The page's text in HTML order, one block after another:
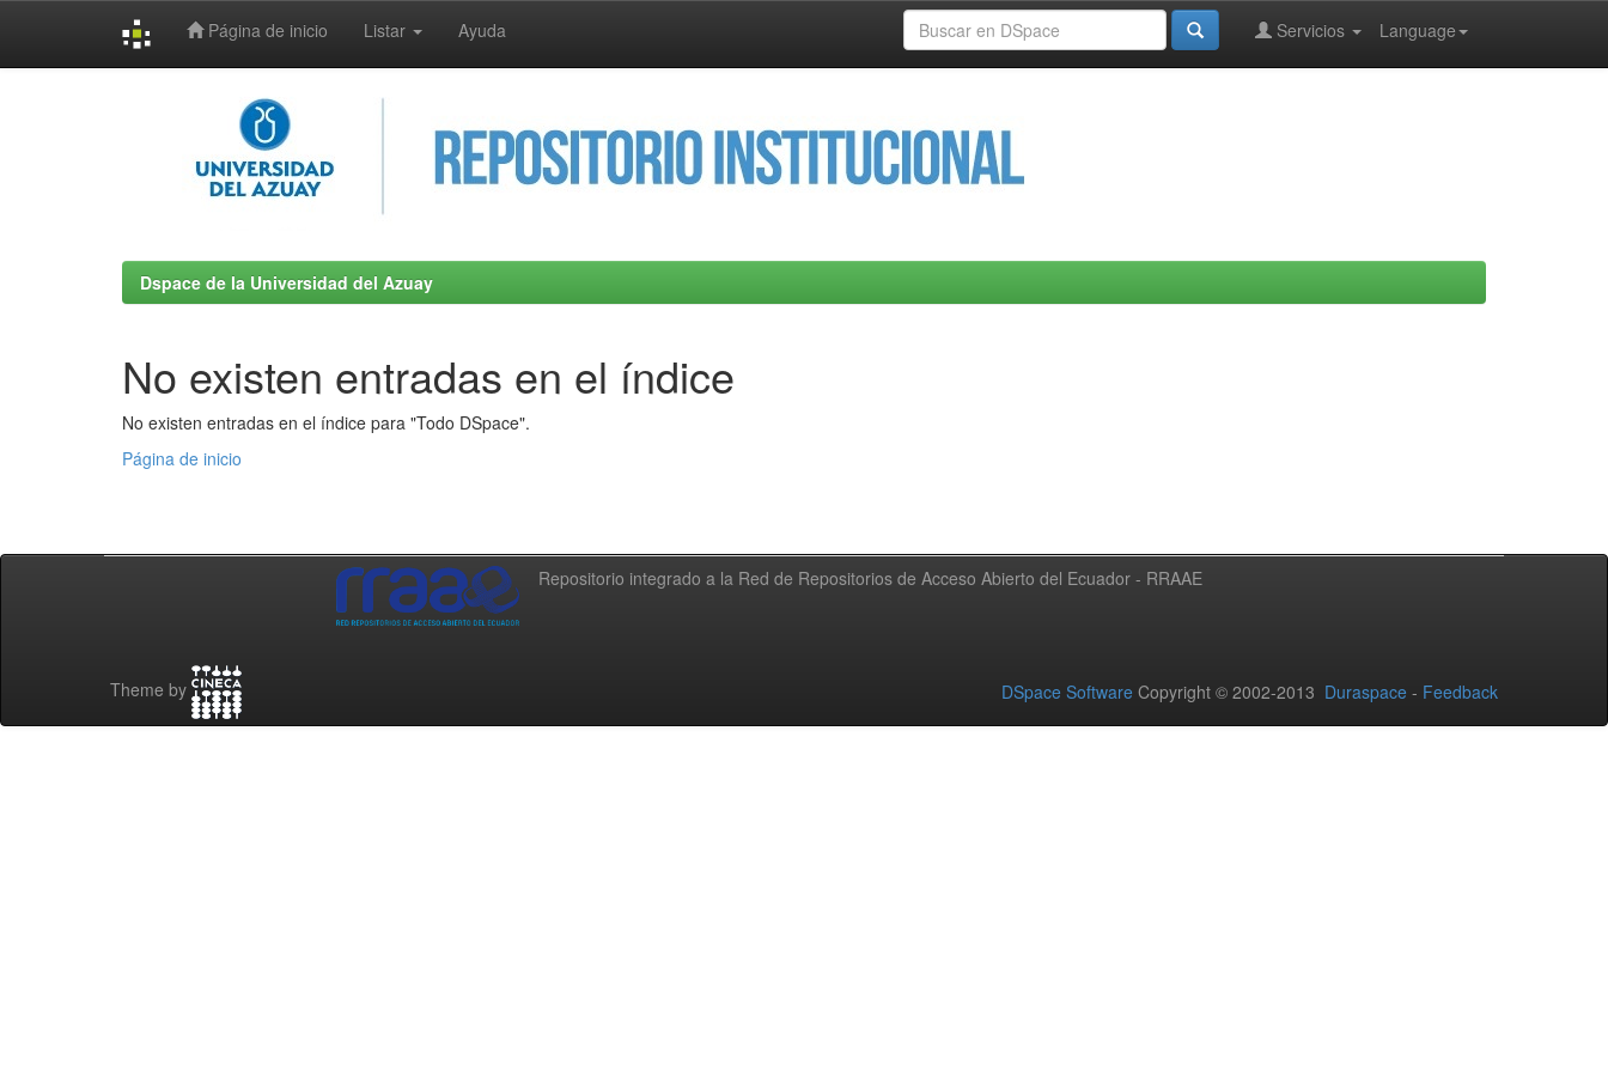
Página de inicio Listar Ayuda Language
Servicios
Dspace de la Universidad del Azuay
No existen entradas en el índice
No existen entradas en el índice para "Todo DSpace".
Página de inicio
Repositorio integrado a la Red de Repositorios de Acceso Abierto del Ecuador - RRAAE
Theme by DSpace Software Copyright © 2002-2013 Duraspace - Feedback